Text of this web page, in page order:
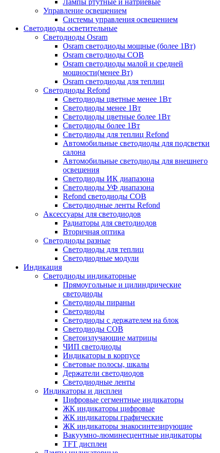
Управление освещением
Системы управления освещением
Светодиоды осветительные
Светодиоды Osram
Osram светодиоды мощные (более 1Вт)
Osram светодиоды COB
Osram светодиоды малой и средней
мощности(менее Вт)
Osram светодиоды для теплиц
Светодиоды Refond
Светодиоды цветные менее 1Вт
Светодиоды менее 1Вт
Светодиоды цветные более 1Вт
Светодиоды более 1Вт
Светодиоды для теплиц Refond
Автомобильные светодиоды для подсветки
салона
Автомобильные светодиоды для внешнего
освещения
Светодиоды ИК диапазона
Светодиоды УФ диапазона
Refond светодиоды COB
Светодиодные ленты Refond
Аксессуары для светодиодов
Радиаторы для светодиодов
Вторичная оптика
Светодиоды разные
Светодиоды для теплиц
Светодиодные модули
Индикация
Светодиоды индикаторные
Прямоугольные и цилиндрические
светодиоды
Светодиоды пираньи
Светодиоды
Светодиоды с держателем на блок
Светодиоды COB
Светоизлучающие матрицы
ЧИП светодиоды
Индикаторы в корпусе
Световые полосы, шкалы
Держатели светодиодов
Светодиодные ленты
Индикаторы и дисплеи
Цифровые сегментные индикаторы
ЖК индикаторы цифровые
ЖК индикаторы графические
ЖК индикаторы знакосинтезирующие
Вакуумно-люминесцентные индикаторы
TFT дисплеи